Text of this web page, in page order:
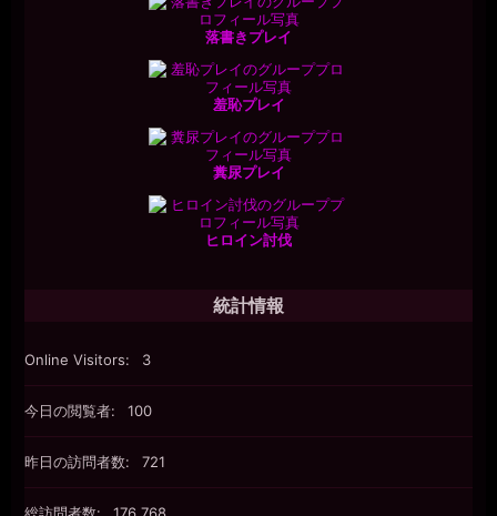
落書きプレイ
羞恥プレイ
糞尿プレイ
ヒロイン討伐
統計情報
Online Visitors: 3
今日の閲覧者: 100
昨日の訪問者数: 721